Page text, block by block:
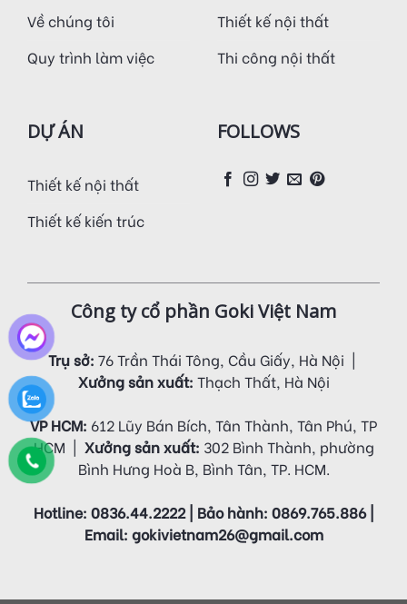
Về chúng tôi
Quy trình làm việc
Thiết kế nội thất
Thi công nội thất
DỰ ÁN
Thiết kế nội thất
Thiết kế kiến trúc
FOLLOWS
Công ty cổ phần Goki Việt Nam
Trụ sở: 76 Trần Thái Tông, Cầu Giấy, Hà Nội |
Xưởng sản xuất: Thạch Thất, Hà Nội
VP HCM: 612 Lũy Bán Bích, Tân Thành, Tân Phú, TP
HCM | Xưởng sản xuất: 302 Bình Thành, phường
Bình Hưng Hoà B, Bình Tân, TP. HCM.
Hotline: 0836.44.2222 | Bảo hành: 0869.765.886 |
Email: gokivietnam26@gmail.com